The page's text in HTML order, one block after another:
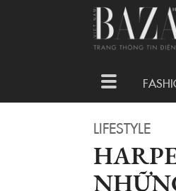
Toggle
navigation
LIFESTYLE